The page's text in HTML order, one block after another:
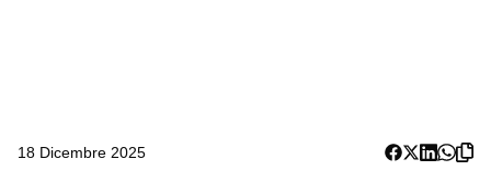
18 Dicembre 2025